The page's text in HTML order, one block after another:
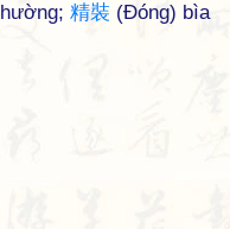
精裝 (Đóng) bìa